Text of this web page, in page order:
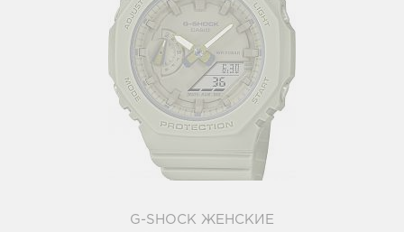
G-SHOCK ЖЕНСКИЕ
GMA-S2100BA-3A
i
G-SHOCK ЖЕНСКИЕ